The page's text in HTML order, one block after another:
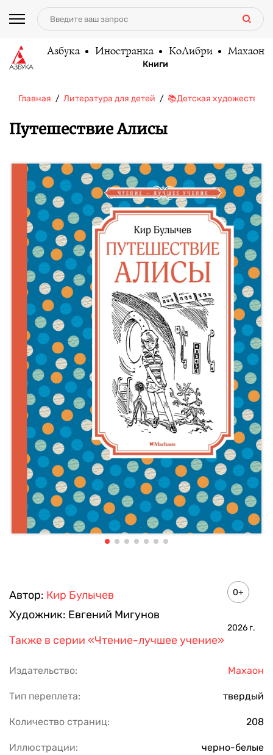
Азбука Иностранка КоЛибри Махаон
Книги
Главная Литература для детей 📚Детская
Путешествие Алисы
Автор: Кир Булычев
Художник: Евгений Мигунов
0+
2026 г.
Также в серии «Чтение-лучшее учение»
Издательство: Махаон
Тип переплета: твердый
Количество страниц: 208
Иллюстрации: черно-белые